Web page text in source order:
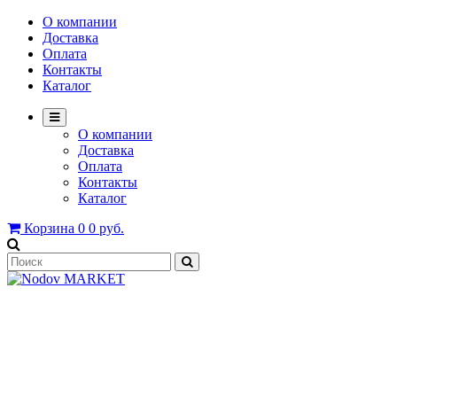
О компании
Доставка
Оплата
Контакты
Каталог
О компании
Доставка
Оплата
Контакты
Каталог
Корзина 0 0 руб.